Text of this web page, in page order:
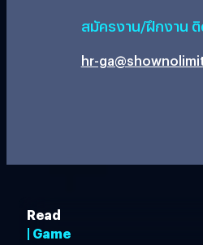
สมัครงาน/ฝึกงาน
hr-
Read
| Game